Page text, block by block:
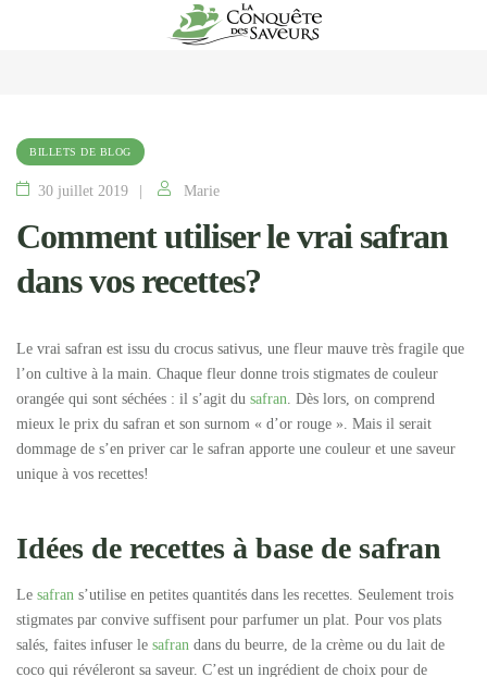
BILLETS DE BLOG
30 juillet 2019 Marie
Comment utiliser le vrai safran
dans vos recettes?
Le vrai safran est issu du crocus sativus, une fleur mauve très fragile que
l’on cultive à la main. Chaque fleur donne trois stigmates de couleur
orangée qui sont séchées : il s’agit du safran. Dès lors, on comprend
mieux le prix du safran et son surnom « d’or rouge ». Mais il serait
dommage de s’en priver car le safran apporte une couleur et une saveur
unique à vos recettes!
Idées de recettes à base de safran
Le safran s’utilise en petites quantités dans les recettes. Seulement trois
stigmates par convive suffisent pour parfumer un plat. Pour vos plats
salés, faites infuser le safran dans du beurre, de la crème ou du lait de
coco qui révéleront sa saveur. C’est un ingrédient de choix pour de